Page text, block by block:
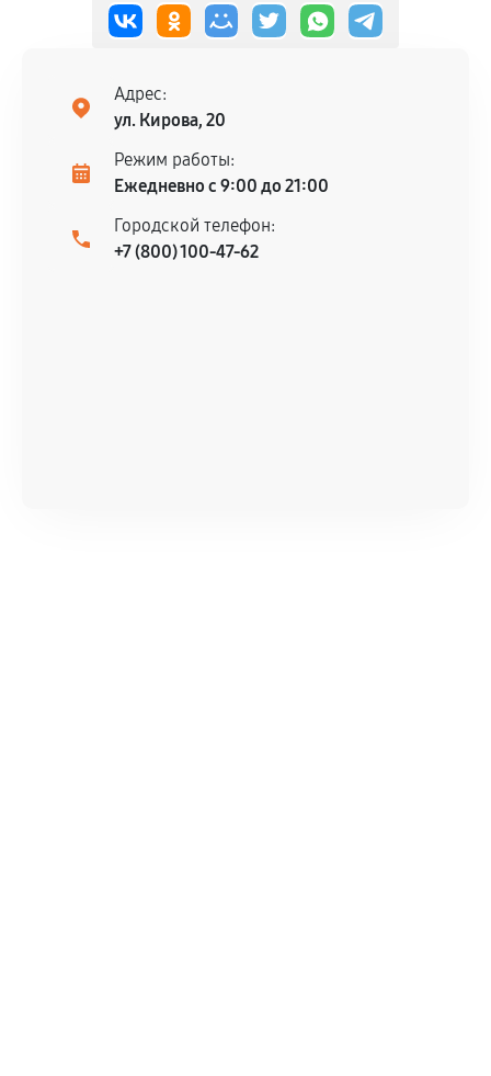
Адрес:
ул. Кирова, 20
Режим работы:
Ежедневно с 9:00 до 21:00
Городской телефон:
+7 (800) 100-47-62